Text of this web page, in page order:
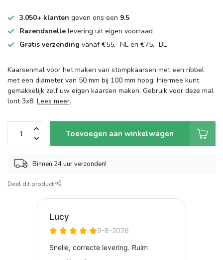
3.050+ klanten geven ons een 9.5
Razendsnelle levering uit eigen voorraad
Gratis verzending vanaf €55,- NL en €75,- BE
Kaarsenmal voor het maken van stompkaarsen met een ribbel
met een diameter van 50 mm bij 100 mm hoog. Hiermee kunt
gemakkelijk zelf uw eigen kaarsen maken. Gebruik voor deze mal
lont 3x8. Lees meer.
Toevoegen aan winkelwagen
Binnen 24 uur verzonden!
Deel dit product